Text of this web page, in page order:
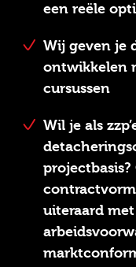
een reële
Wij geven je
ontwikkelen
cursussen
Wil je als
uiteraard